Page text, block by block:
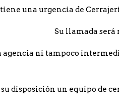
una urgencia de
Su llamada será
agencia ni tampoco
su disposición un equipo de